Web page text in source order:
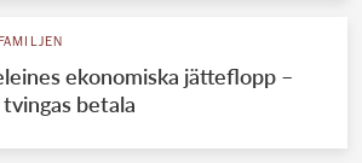
ekonomiska jätteflopp –
betala